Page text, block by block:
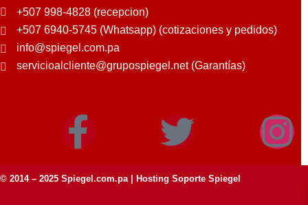
+507 998-4828 (recepcion)
+507 6940-5745 (Whatsapp) (cotizaciones y pedidos)
info@spiegel.com.pa
servicioalcliente@grupospiegel.net (Garantías)
© 2014 – 2025 Spiegel.com.pa | Hosting Soporte Spiegel